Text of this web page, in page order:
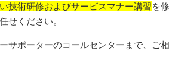
技術研修およびサービスマナー講習を
せください。
サポーターのコールセンターまで、ご相